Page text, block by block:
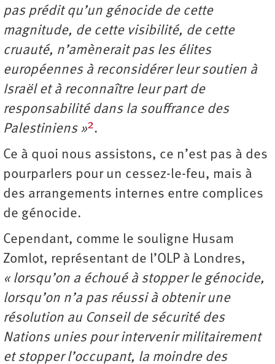
pas prédit qu’un génocide de cette
magnitude, de cette visibilité, de cette
cruauté, n’amènerait pas les élites
européennes à reconsidérer leur soutien à
Israël et à reconnaître leur part de
responsabilité dans la souffrance des
Palestiniens »2.
Ce à quoi nous assistons, ce n’est pas à des
pourparlers pour un cessez-le-feu, mais à
des arrangements internes entre complices
de génocide.
Cependant, comme le souligne Husam
Zomlot, représentant de l’OLP à Londres,
« lorsqu’on a échoué à stopper le génocide,
lorsqu’on n’a pas réussi à obtenir une
résolution au Conseil de sécurité des
Nations unies pour intervenir militairement
et stopper l’occupant, la moindre des